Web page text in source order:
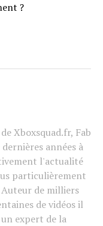
?
Xboxsquad.fr, Fab
dernières années à
l'actualité
particulièrement
Auteur de milliers
de vidéos il
expert de la